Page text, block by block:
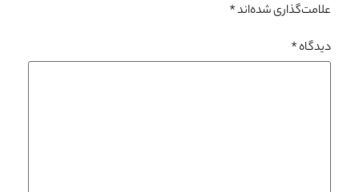
علامت‌گذاری شده‌اند*
دیدگاه*